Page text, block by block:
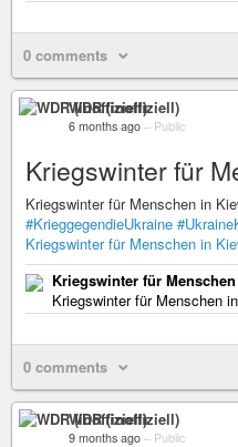
0 comments
WDR (inoffiziell)
6 months ago – Public
Kriegswinter für
Kriegswinter für Menschen in
#KrieggegendieUkraine
Kriegswinter für Menschen in
Kriegswinter für
Kriegswinter für Menschen
0 comments
WDR (inoffiziell)
9 months ago – Public